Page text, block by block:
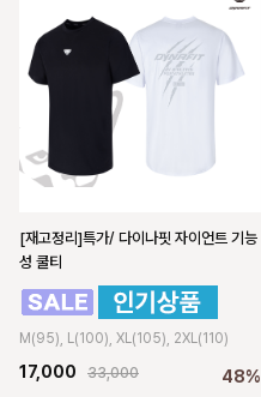
[재고정리]특가/ 다이나핏 자이언트 기능
성 쿨티
M(95), L(100), XL(105), 2XL(110)
17,000 33,000 48%